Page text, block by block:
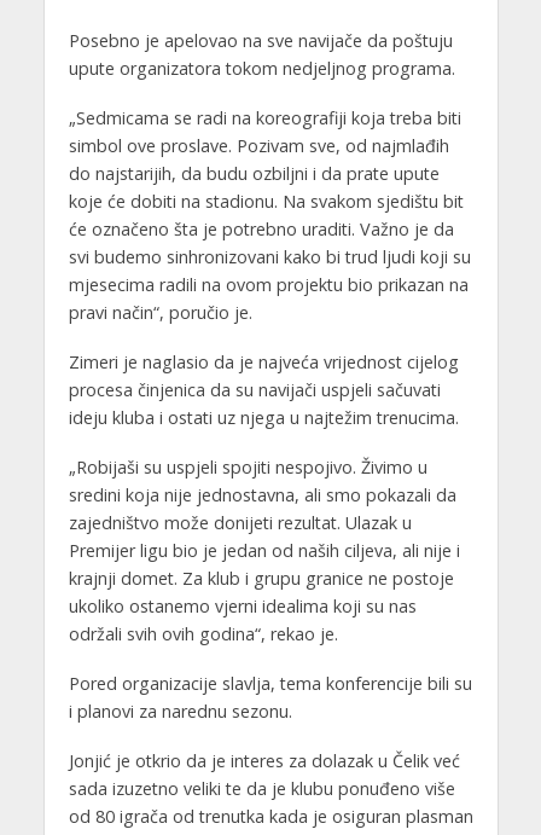
Posebno je apelovao na sve navijače da poštuju
upute organizatora tokom nedjeljnog programa.
„Sedmicama se radi na koreografiji koja treba biti
simbol ove proslave. Pozivam sve, od najmlađih
do najstarijih, da budu ozbiljni i da prate upute
koje će dobiti na stadionu. Na svakom sjedištu bit
će označeno šta je potrebno uraditi. Važno je da
svi budemo sinhronizovani kako bi trud ljudi koji su
mjesecima radili na ovom projektu bio prikazan na
pravi način“, poručio je.
Zimeri je naglasio da je najveća vrijednost cijelog
procesa činjenica da su navijači uspjeli sačuvati
ideju kluba i ostati uz njega u najtežim trenucima.
„Robijaši su uspjeli spojiti nespojivo. Živimo u
sredini koja nije jednostavna, ali smo pokazali da
zajedništvo može donijeti rezultat. Ulazak u
Premijer ligu bio je jedan od naših ciljeva, ali nije i
krajnji domet. Za klub i grupu granice ne postoje
ukoliko ostanemo vjerni idealima koji su nas
održali svih ovih godina“, rekao je.
Pored organizacije slavlja, tema konferencije bili su
i planovi za narednu sezonu.
Jonjić je otkrio da je interes za dolazak u Čelik već
sada izuzetno veliki te da je klubu ponuđeno više
od 80 igrača od trenutka kada je osiguran plasman